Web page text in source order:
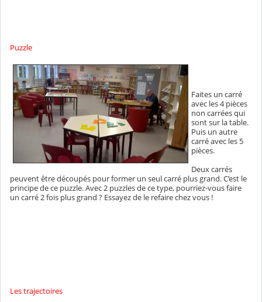
Puzzle
Faites un carré
avec les 4 pièces
non carrées qui
sont sur la table.
Puis un autre
carré avec les 5
pièces.
Deux carrés
peuvent être découpés pour former un seul carré plus grand. C’est le
principe de ce puzzle. Avec 2 puzzles de ce type, pourriez-vous faire
un carré 2 fois plus grand ? Essayez de le refaire chez vous !
Les trajectoires